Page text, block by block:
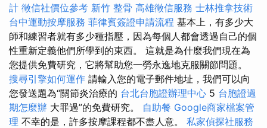
計 徵信社價位參考 新竹 整骨 高雄徵信服務 士林推拿技術
台中運動按摩服務 菲律賓簽證申請流程 基本上，有多少大
師和練習者就有多少種指壓，因為每個人都會透過自己的個
性重新定義他們所學到的東西。 這就是為什麼我們現在為
您提供免費研究，它將幫助您一勞永逸地克服關節問題。
搜尋引擎如何運作 請輸入您的電子郵件地址，我們可以向
您發送題為“關節炎治療的 台北台胞證辦理中心 5 台胞證過
期怎麼辦 大罪過”的免費研究。 自助餐 Google商家檔案管
理 不幸的是，許多按摩課程都不盡人意。 私家偵探社服務